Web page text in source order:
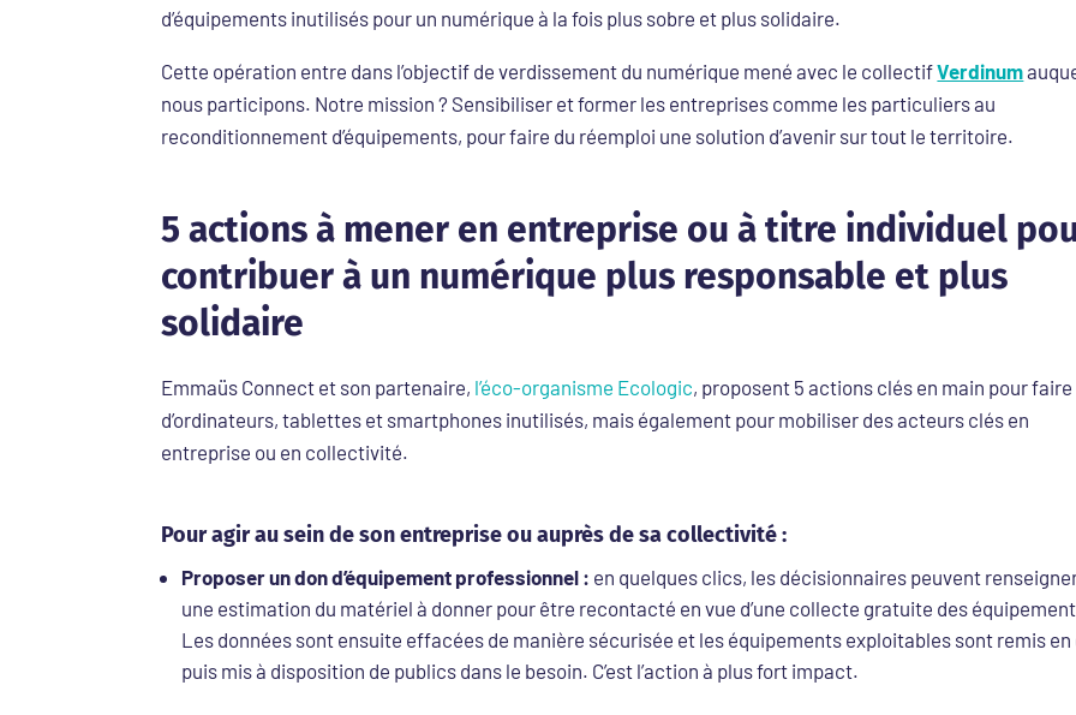
d’équipements inutilisés pour un numérique à la fois plus sobre et plus solidaire.
Cette opération entre dans l’objectif de verdissement du numérique mené avec le collectifVerdinum
nous participons. Notre mission ? Sensibiliser et former les entreprises comme les particuliers au
reconditionnement d’équipements, pour faire du réemploi une solution d’avenir sur tout le territoire.
5 actions à mener en entreprise ou à titre individuel
contribuer à un numérique plus responsable et plus
solidaire
Emmaüs Connect et son partenaire, l’éco-organisme Ecologic, proposent 5 actions clés en main pour faire
d’ordinateurs, tablettes et smartphones inutilisés, mais également pour mobiliser des acteurs clés en
entreprise ou en collectivité.
Pour agir au sein de son entreprise ou auprès de sa collectivité :
Proposer un don d’équipement professionnel : en quelques clics, les décisionnaires peuvent
une estimation du matériel à donner pour être recontacté en vue d’une collecte gratuite des
Les données sont ensuite effacées de manière sécurisée et les équipements exploitables sont remis
puis mis à disposition de publics dans le besoin. C’est l’action à plus fort impact.